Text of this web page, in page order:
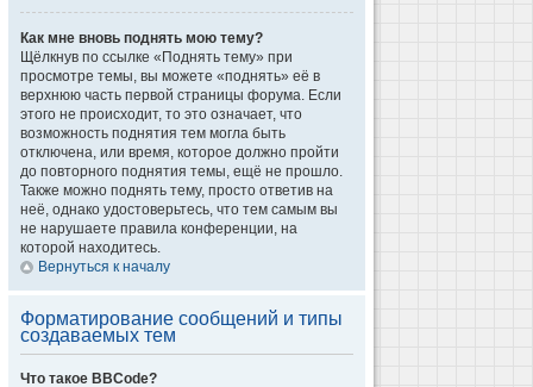
Как мне вновь поднять мою тему?
Щёлкнув по ссылке «Поднять тему» при
просмотре темы, вы можете «поднять» её в
верхнюю часть первой страницы форума. Если
этого не происходит, то это означает, что
возможность поднятия тем могла быть
отключена, или время, которое должно пройти
до повторного поднятия темы, ещё не прошло.
Также можно поднять тему, просто ответив на
неё, однако удостоверьтесь, что тем самым вы
не нарушаете правила конференции, на
которой находитесь.
Вернуться к началу
Форматирование сообщений и типы
создаваемых тем
Что такое BBCode?